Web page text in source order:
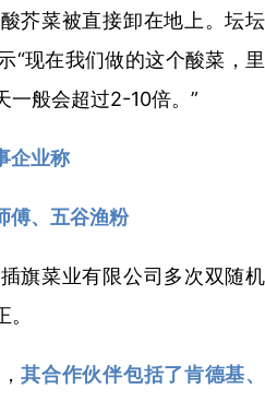
芥菜被直接卸在地上。坛坛
“现在我们做的这个酸菜，里
一般会超过2-10倍。”
企业称
傅、五谷渔粉
旗菜业有限公司多次双随机
其合作伙伴包括了肯德基、